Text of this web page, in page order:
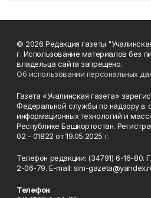
© 2026 Редакция газеты
г. Использование материалов без
владельца сайта запрещено.
Об использовании персональных
Газета «Учалинская газета»
Федеральной службы по надзору в
информационных технологий и
Республике Башкортостан.
02 - 01822 от 19.05.2025 г.
Телефон редакции: (34791) 6-16-80.
2-06-79. Е-mаil: sim-
Телефон